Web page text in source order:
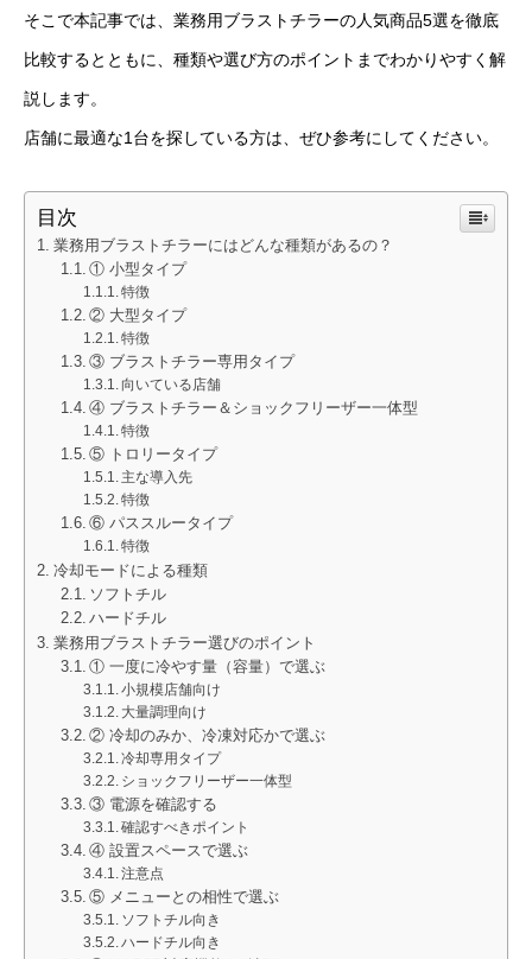
そこで本記事では、業務用ブラストチラーの人気商品5選を徹底
比較するとともに、種類や選び方のポイントまでわかりやすく解
説します。
店舗に最適な1台を探している方は、ぜひ参考にしてください。
目次
業務用ブラストチラーにはどんな種類があるの？
① 小型タイプ
特徴
② 大型タイプ
特徴
③ ブラストチラー専用タイプ
向いている店舗
④ ブラストチラー＆ショックフリーザー一体型
特徴
⑤ トロリータイプ
主な導入先
特徴
⑥ パススルータイプ
特徴
冷却モードによる種類
ソフトチル
ハードチル
業務用ブラストチラー選びのポイント
① 一度に冷やす量（容量）で選ぶ
小規模店舗向け
大量調理向け
② 冷却のみか、冷凍対応かで選ぶ
冷却専用タイプ
ショックフリーザー一体型
③ 電源を確認する
確認すべきポイント
④ 設置スペースで選ぶ
注意点
⑤ メニューとの相性で選ぶ
ソフトチル向き
ハードチル向き